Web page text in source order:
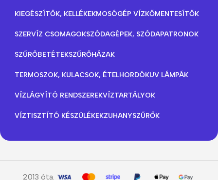
KIEGÉSZÍTŐK, KELLÉKEKMOSÓGÉP VÍZKŐMENTESÍTŐK
SZERVÍZ CSOMAGOKSZÓDAGÉPEK, SZÓDAPATRONOK
SZŰRŐBETÉTEKSZŰRŐHÁZAK
TERMOSZOK, KULACSOK, ÉTELHORDÓKUV LÁMPÁK
VÍZLÁGYÍTÓ RENDSZEREKVÍZTARTÁLYOK
VÍZTISZTÍTÓ KÉSZÜLÉKEKZUHANYSZŰRŐK
2013 óta.